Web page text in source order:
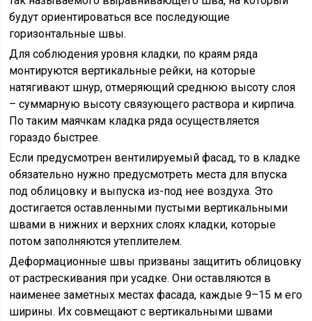
будут ориентироваться все последующие
горизонтальные швы.
Для соблюдения уровня кладки, по краям ряда
монтируются вертикальные рейки, на которые
натягивают шнур, отмеряющий среднюю высоту слоя
– суммарную высоту связующего раствора и кирпича.
По таким маячкам кладка ряда осуществляется
гораздо быстрее.
Если предусмотрен вентилируемый фасад, то в кладке
обязательно нужно предусмотреть места для впуска
под облицовку и выпуска из-под нее воздуха. Это
достигается оставленными пустыми вертикальными
швами в нижних и верхних слоях кладки, которые
потом заполняются утеплителем.
Деформационные швы призваны защитить облицовку
от растрескивания при усадке. Они оставляются в
наименее заметных местах фасада, каждые 9–15 м его
ширины. Их совмещают с вертикальными швами